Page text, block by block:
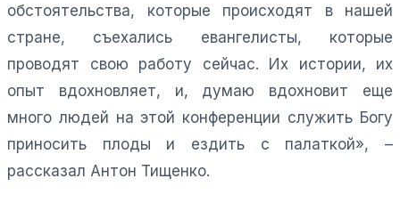
обстоятельства, которые происходят в нашей
стране, съехались евангелисты, которые
проводят свою работу сейчас. Их истории, их
опыт вдохновляет, и, думаю вдохновит еще
много людей на этой конференции служить Богу
приносить плоды и ездить с палаткой», –
рассказал Антон Тищенко.